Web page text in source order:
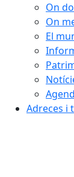
On
On
El
Adreces i